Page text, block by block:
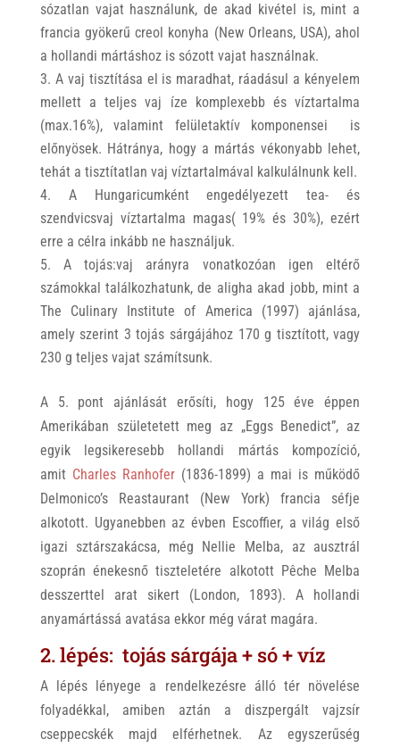
sózatlan vajat használunk, de akad kivétel is, mint a
francia gyökerű creol konyha (New Orleans, USA), ahol
a hollandi mártáshoz is sózott vajat használnak.
A vaj tisztítása el is maradhat, ráadásul a kényelem
mellett a teljes vaj íze komplexebb és víztartalma
(max.16%), valamint felületaktív komponensei is
előnyösek. Hátránya, hogy a mártás vékonyabb lehet,
tehát a tisztítatlan vaj víztartalmával kalkulálnunk kell.
A Hungaricumként engedélyezett tea- és
szendvicsvaj víztartalma magas( 19% és 30%), ezért
erre a célra inkább ne használjuk.
A tojás:vaj arányra vonatkozóan igen eltérő
számokkal találkozhatunk, de aligha akad jobb, mint a
The Culinary Institute of America (1997) ajánlása,
amely szerint 3 tojás sárgájához 170 g tisztított, vagy
230 g teljes vajat számítsunk.
A 5. pont ajánlását erősíti, hogy 125 éve éppen
Amerikában születetett meg az „Eggs Benedict”, az
egyik legsikeresebb hollandi mártás kompozíció,
amit Charles Ranhofer(1836-1899) a mai is működő
Delmonico’s Reastaurant (New York) francia séfje
alkotott. Ugyanebben az évben Escoffier, a világ első
igazi sztárszakácsa, még Nellie Melba, az ausztrál
szoprán énekesnő tiszteletére alkotott Pêche Melba
desszerttel arat sikert (London, 1893). A hollandi
anyamártássá avatása ekkor még várat magára.
2. lépés: tojás sárgája + só + víz
A lépés lényege a rendelkezésre álló tér növelése
folyadékkal, amiben aztán a diszpergált vajzsír
cseppecskék majd elférhetnek. Az egyszerűség